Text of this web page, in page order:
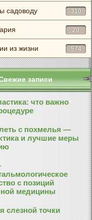
садоводу 310
20
из жизни 574
записи
что важно
с похмелья —
и лучшие меры
с позиций
медицины
слезной точки